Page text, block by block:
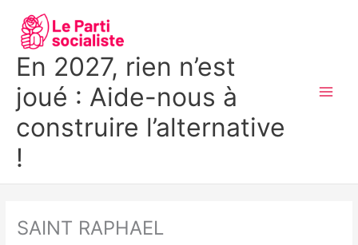
contenu
En 2027, rien n’est
joué : Aide-nous à
construire l’alternative
!
SAINT RAPHAEL